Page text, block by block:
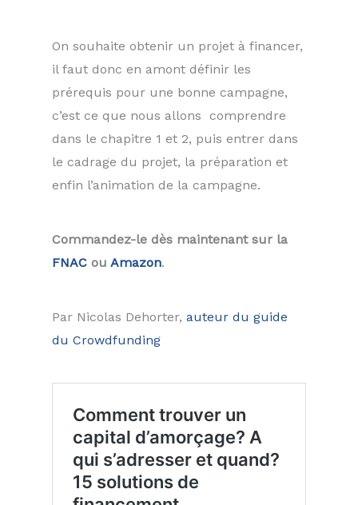
On souhaite obtenir un projet à financer,
il faut donc en amont définir les
prérequis pour une bonne campagne,
c’est ce que nous allons comprendre
dans le chapitre 1 et 2, puis entrer dans
le cadrage du projet, la préparation et
enfin l’animation de la campagne.
Commandez-le dès maintenant sur la
FNAC ou Amazon.
Par Nicolas Dehorter, auteur du guide
du Crowdfunding